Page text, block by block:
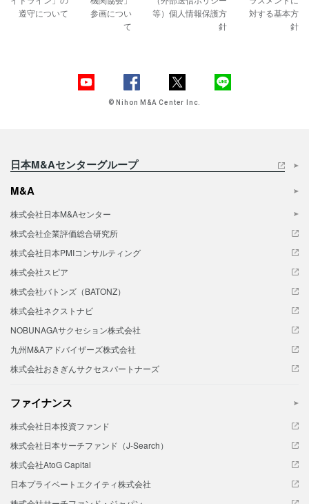
遵守について
参画につい
て
等）個人情報保護方
針
対する基本方
針
© Nihon M&A Center Inc.
日本M&Aセンターグループ
M&A
株式会社日本M&Aセンター
株式会社企業評価総合研究所
株式会社日本PMIコンサルティング
株式会社スピア
株式会社バトンズ（BATONZ）
株式会社ネクストナビ
NOBUNAGAサクセション株式会社
九州M&Aアドバイザーズ株式会社
株式会社おきぎんサクセスパートナーズ
ファイナンス
株式会社日本投資ファンド
株式会社日本サーチファンド（J-Search）
株式会社AtoG Capital
日本プライベートエクイティ株式会社